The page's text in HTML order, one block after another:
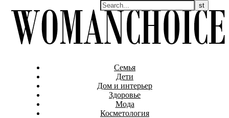
Семья
Дети
Дом и интерьер
Здоровье
Мода
Косметология